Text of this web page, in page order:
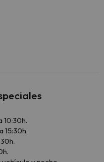
10:30h.
15:30h.